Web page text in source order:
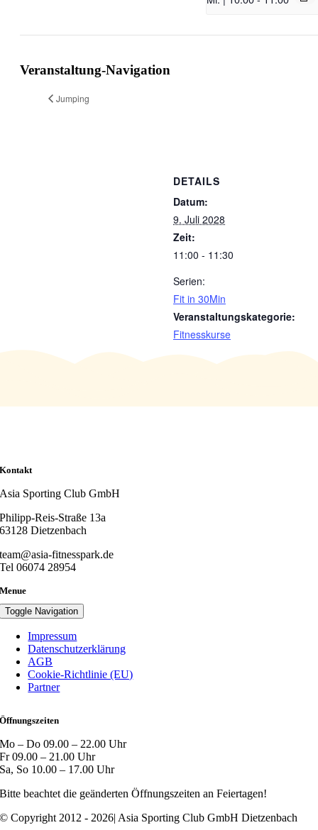
Veranstaltung-Navigation
Jumping
DETAILS
Datum:
9. Juli 2028
Zeit:
11:00 - 11:30
Serien:
Fit in 30Min
Veranstaltungskategorie:
Fitnesskurse
Kontakt
Asia Sporting Club GmbH
Philipp-Reis-Straße 13a
63128 Dietzenbach
team@asia-fitnesspark.de
Tel 06074 28954
Menue
Toggle Navigation
Impressum
Datenschutzerklärung
AGB
Cookie-Richtlinie (EU)
Partner
Öffnungszeiten
Mo – Do 09.00 – 22.00 Uhr
Fr 09.00 – 21.00 Uhr
Sa, So 10.00 – 17.00 Uhr
Bitte beachtet die geänderten Öffnungszeiten an Feiertagen!
© Copyright 2012 - 2026| Asia Sporting Club GmbH Dietzenbach